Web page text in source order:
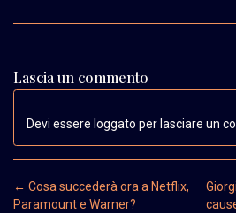
Lascia un commento
Devi essere loggato per lasciare un
Post navigation
← Cosa succederà ora a Netflix,
Paramount e Warner?